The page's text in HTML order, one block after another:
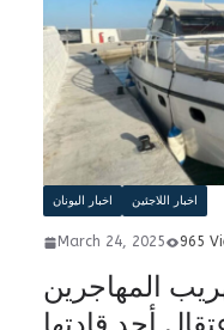
اخبار اليونان اخبار اللاجئين
March 24, 2025 965
المهاجرين